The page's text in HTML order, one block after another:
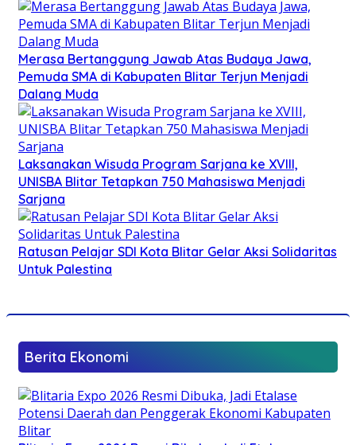
Merasa Bertanggung Jawab Atas Budaya Jawa,
Pemuda SMA di Kabupaten Blitar Terjun Menjadi
Dalang Muda
Laksanakan Wisuda Program Sarjana ke XVIII,
UNISBA Blitar Tetapkan 750 Mahasiswa Menjadi
Sarjana
Ratusan Pelajar SDI Kota Blitar Gelar Aksi Solidaritas
Untuk Palestina
Berita Ekonomi